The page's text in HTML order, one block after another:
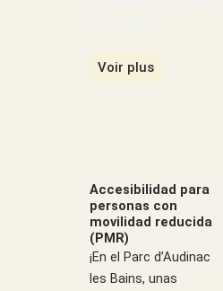
Voir plus
Accesibilidad para
personas con
movilidad reducida
(PMR)
¡En el Parc d’Audinac
les Bains, unas